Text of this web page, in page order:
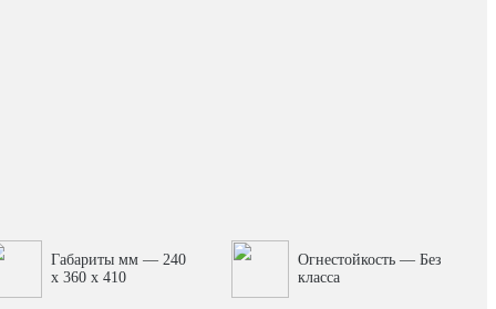
Габариты мм — 240
x 360 x 410
Огнестойкость — Без
класса